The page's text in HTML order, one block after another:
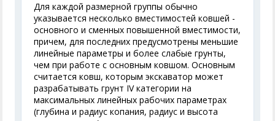
Для каждой размерной группы обычно
указывается несколько вместимостей ковшей -
основного и сменных повышенной вместимости,
причем, для последних предусмотрены меньшие
линейные параметры и более слабые грунты,
чем при работе с основным ковшом. Основным
считается ковш, которым экскаватор может
разрабатывать грунт IV категории на
максимальных линейных рабочих параметрах
(глубина и радиус копания, радиус и высота